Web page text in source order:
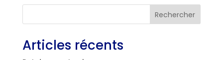
Rechercher
Articles récents